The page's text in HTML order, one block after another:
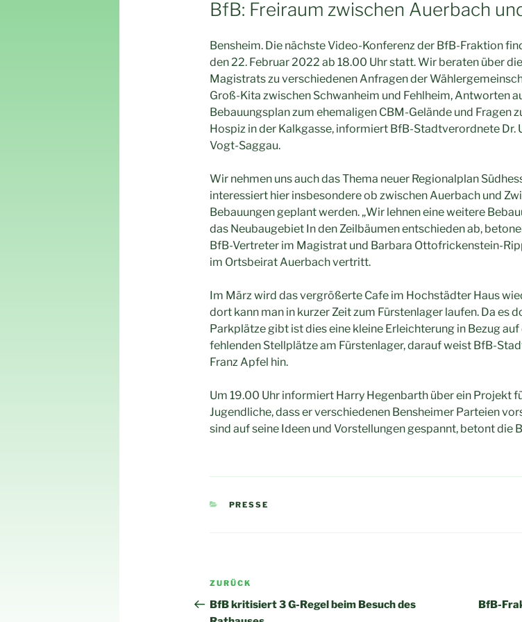
BfB: Freiraum zwischen Auerbach
Bensheim. Die nächste Video-Konferenz der BfB-Fraktion
den 22. Februar 2022 ab 18.00 Uhr statt. Wir beraten über
Magistrats zu verschiedenen Anfragen der
Groß-Kita zwischen Schwanheim und Fehlheim, Antworten
Bebauungsplan zum ehemaligen CBM-Gelände und Fragen
Hospiz in der Kalkgasse, informiert BfB-Stadtverordnete Dr.
Vogt-Saggau.
Wir nehmen uns auch das Thema neuer Regionalplan
interessiert hier insbesondere ob zwischen Auerbach und
Bebauungen geplant werden. „Wir lehnen eine weitere
das Neubaugebiet In den Zeilbäumen entschieden ab,
BfB-Vertreter im Magistrat und Barbara Ottofrickenstein-
im Ortsbeirat Auerbach vertritt.
Im März wird das vergrößerte Cafe im Hochstädter Haus
dort kann man in kurzer Zeit zum Fürstenlager laufen. Da es
Parkplätze gibt ist dies eine kleine Erleichterung in Bezug auf
fehlenden Stellplätze am Fürstenlager, darauf weist BfB-
Franz Apfel hin.
Um 19.00 Uhr informiert Harry Hegenbarth über ein Projekt
Jugendliche, dass er verschiedenen Bensheimer Parteien
sind auf seine Ideen und Vorstellungen gespannt, betont die
KATEGORIEN
PRESSE
Beitragsnavigation
Vorheriger
Beitrag
ZURÜCK
BfB kritisiert 3 G-Regel beim Besuch des
BfB-